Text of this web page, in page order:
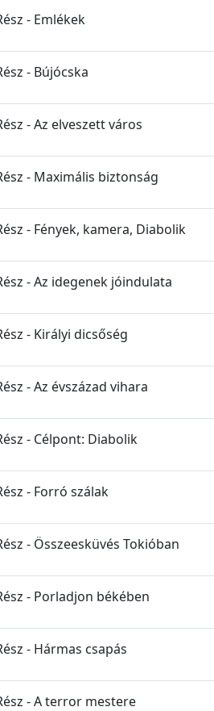
- Emlékek
- Bújócska
- Az elveszett város
- Maximális biztonság
- Fények, kamera, Diabolik
- Az idegenek jóindulata
- Királyi dicsőség
- Az évszázad vihara
- Célpont: Diabolik
- Forró szálak
- Összeesküvés Tokióban
- Porladjon békében
- Hármas csapás
- A terror mestere